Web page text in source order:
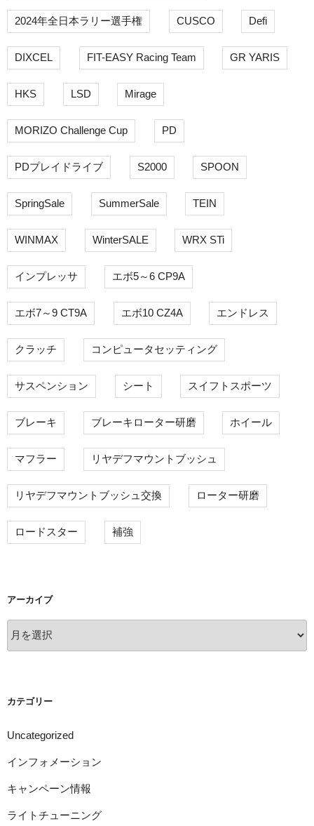
2024年全日本ラリー選手権 CUSCO Defi
DIXCEL FIT-EASY Racing Team GR YARIS
HKS LSD Mirage
MORIZO Challenge Cup PD
PDプレイドライブ S2000 SPOON
SpringSale SummerSale TEIN
WINMAX WinterSALE WRX STi
インプレッサ エボ5～6 CP9A
エボ7～9 CT9A エボ10 CZ4A エンドレス
クラッチ コンピュータセッティング
サスペンション シート スイフトスポーツ
ブレーキ ブレーキローター研磨 ホイール
マフラー リヤデフマウントブッシュ
リヤデフマウントブッシュ交換 ローター研磨
ロードスター 補強
アーカイブ
ー
カテゴリー
Uncategorized
インフォメーション
キャンペーン情報
ライトチューニング